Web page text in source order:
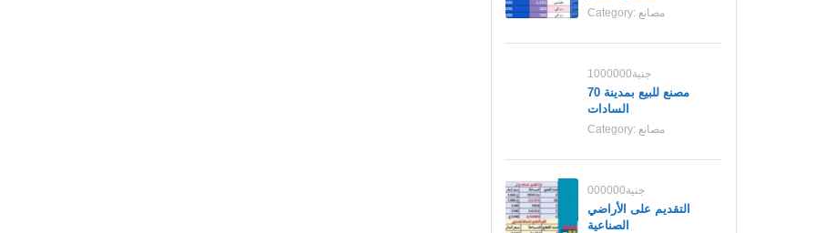
Category: مصانع
1000000جنية
70 مصنع للبيع بمدينة
السادات
Category: مصانع
000000جنية
التقديم على الأراضي
الصناعية